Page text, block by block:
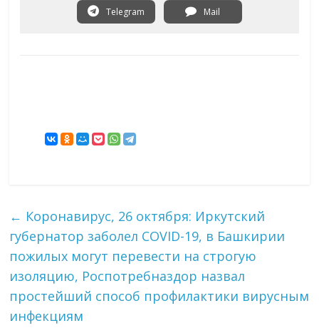
Telegram Mail
← Коронавирус, 26 октября: Иркутский
губернатор заболел COVID-19, в Башкирии
пожилых могут перевести на строгую
изоляцию, Роспотребназдор назвал
простейший способ профилактики вирусным
инфекциям